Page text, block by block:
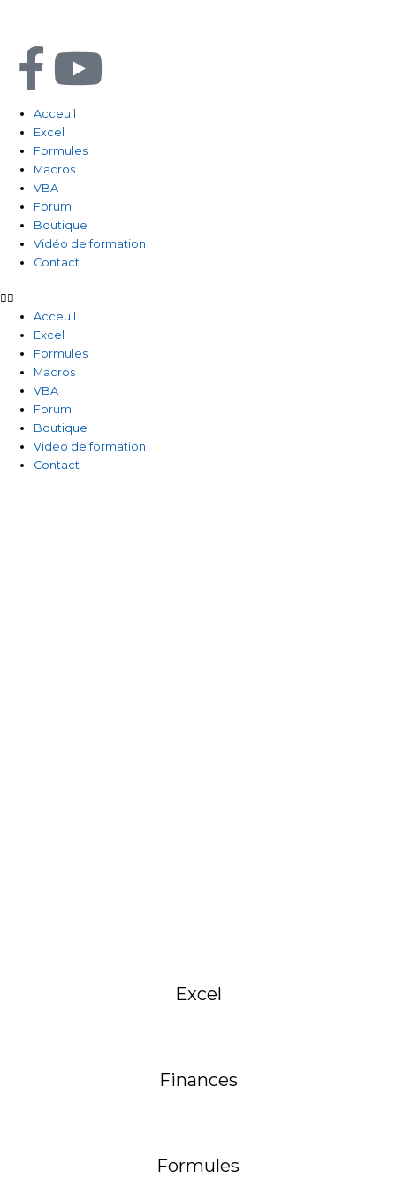
contenuF
a
c
e
b
o
k
-
f
Y
u
u
Acceuil
Excel
Formules
Macros
VBA
Forum
Boutique
Vidéo de formation
Contact
Acceuil
Excel
Formules
Macros
VBA
Forum
Boutique
Vidéo de formation
Contact
Excel
Finances
Formules